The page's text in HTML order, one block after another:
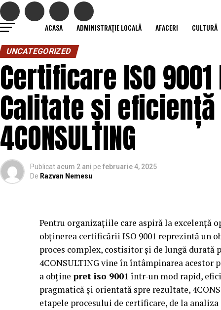
ACASA ADMINISTRAȚIE LOCALĂ AFACERI CULTURĂ
UNCATEGORIZED
Certificare ISO
Calitate și
4CONSULTING
Publicat acum 2 ani pe februarie 4, 2025
De Razvan Nemesu
Pentru organizațiile care aspiră la excelență
obținerea certificării ISO 9001 reprezintă un
proces complex, costisitor și de lungă durată
4CONSULTING vine în întâmpinarea
a obține pret iso 9001 într-un mod rapid,
pragmatică și orientată spre rezultate,
etapele procesului de certificare, de la